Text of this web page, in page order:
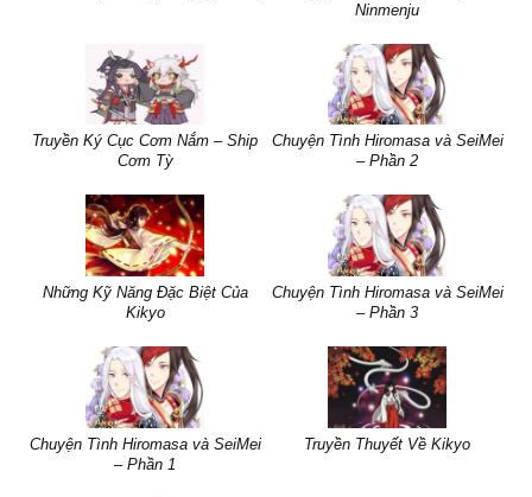
Ninmenju
Truyền Ký Cục Cơm Nắm – Ship
Cơm Tỳ
Chuyện Tình Hiromasa và SeiMei
– Phần 2
Những Kỹ Năng Đặc Biệt Của
Kikyo
Chuyện Tình Hiromasa và SeiMei
– Phần 3
Chuyện Tình Hiromasa và SeiMei
– Phần 1
Truyền Thuyết Về Kikyo